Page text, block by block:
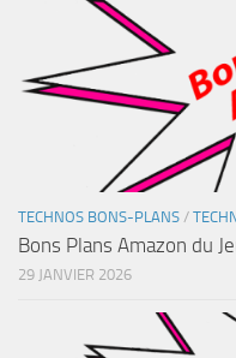
TECHNOS BONS-PLANS /
Bons Plans Amazon du
29 JANVIER 2026